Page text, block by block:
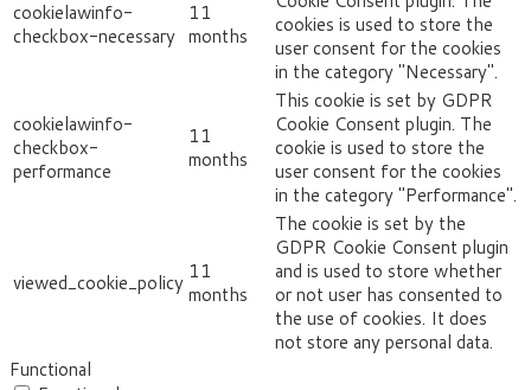
cookielawinfo-
checkbox-necessary
11
months
cookies is used to store the
user consent for the cookies
in the category "Necessary".
cookielawinfo-
checkbox-
performance
11
months
This cookie is set by GDPR
Cookie Consent plugin. The
cookie is used to store the
user consent for the cookies
in the category "Performance".
viewed_cookie_policy 11
months
The cookie is set by the
GDPR Cookie Consent plugin
and is used to store whether
or not user has consented to
the use of cookies. It does
not store any personal data.
Functional